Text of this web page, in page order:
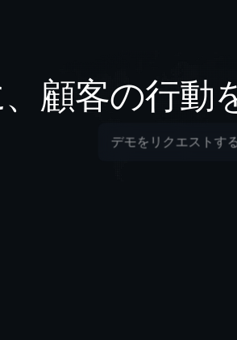
顧客の行動
デモをリクエストす